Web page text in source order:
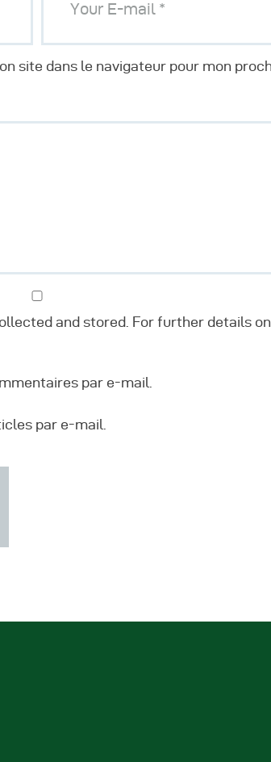
Autres
site dans le navigateur pour mon
and stored. For further details
par e-mail.
par e-mail.